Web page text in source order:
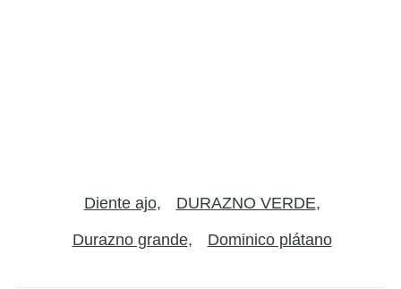
Diente ajo DURAZNO VERDE
Durazno grande Dominico plátano